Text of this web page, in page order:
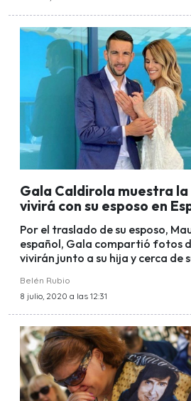
Gala Caldirola muestra la
vivirá con su esposo en
Por el traslado de su esposo,
español, Gala compartió fotos
vivirán junto a su hija y cerca de
Belén Rubio
8 julio, 2020 a las 12:31